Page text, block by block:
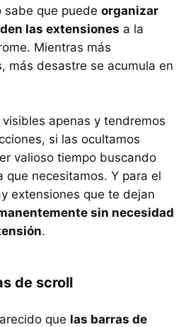
sabe que puede organizar
las extensiones a la
Mientras más
más desastre se acumula en
apenas y tendremos
si las ocultamos
valioso tiempo buscando
que necesitamos. Y para el
extensiones que te dejan
sin necesidad
.
de scroll
que las barras de